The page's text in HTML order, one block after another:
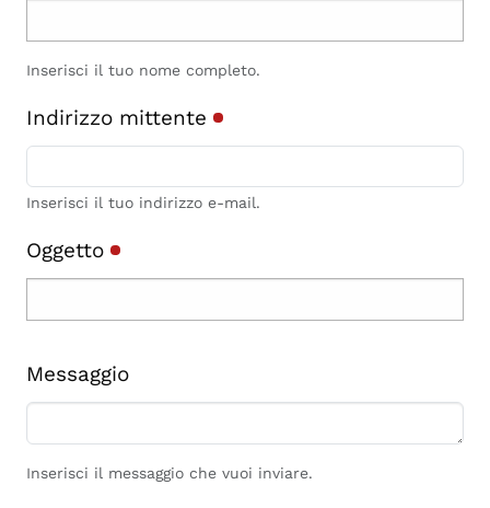
Inserisci il tuo nome completo.
Indirizzo mittente
Inserisci il tuo indirizzo e-mail.
Oggetto
Messaggio
Inserisci il messaggio che vuoi inviare.